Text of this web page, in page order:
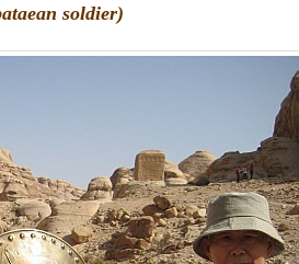
soldier)